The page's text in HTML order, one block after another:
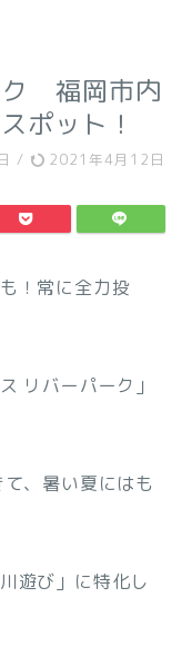
ク 福岡市内
ポット！
/ 2021年4月12日
！常に全力投
リバーパーク」
、暑い夏にはも
遊び」に特化し